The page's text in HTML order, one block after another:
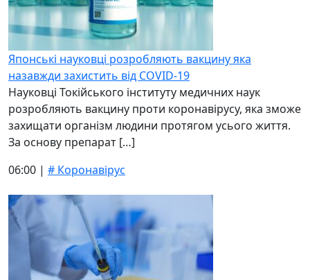
Японські науковці розробляють вакцину яка
назавжди захистить від COVID-19
Науковці Токійського інституту медичних наук
розробляють вакцину проти коронавірусу, яка зможе
захищати організм людини протягом усього життя.
За основу препарат […]
06:00 | # Коронавірус